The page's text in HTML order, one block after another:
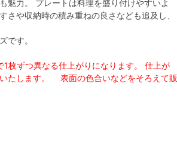
魅力。 プレートは料理を盛り付けやすいよ
や収納時の積み重ねの良さなども追及し、
です。
枚ずつ異なる仕上がりになります。 仕上が
たします。 表面の色合いなどをそろえて販